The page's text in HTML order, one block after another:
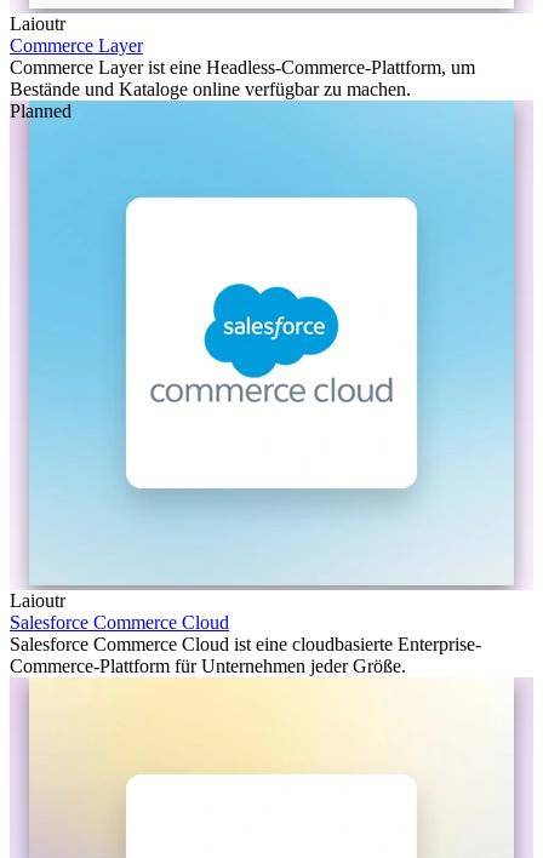
Laioutr
Commerce Layer
Commerce Layer ist eine Headless-Commerce-Plattform, um
Bestände und Kataloge online verfügbar zu machen.
Planned
Laioutr
Salesforce Commerce Cloud
Salesforce Commerce Cloud ist eine cloudbasierte Enterprise-
Commerce-Plattform für Unternehmen jeder Größe.